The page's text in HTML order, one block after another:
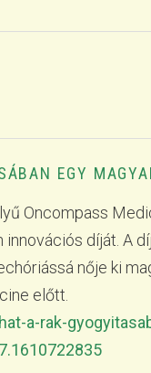
EGY
Oncompass
díját. A
nője ki
előtt.
a-rak-